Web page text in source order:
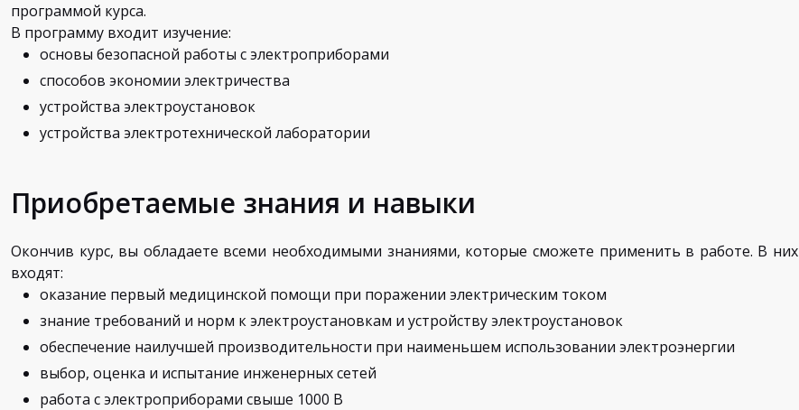
программой курса.
В программу входит изучение:
основы безопасной работы с электроприборами
способов экономии электричества
устройства электроустановок
устройства электротехнической лаборатории
Приобретаемые знания и навыки
Окончив курс, вы обладаете всеми необходимыми знаниями, которые сможете применить в работе. В них
входят:
оказание первый медицинской помощи при поражении электрическим током
знание требований и норм к электроустановкам и устройству электроустановок
обеспечение наилучшей производительности при наименьшем использовании электроэнергии
выбор, оценка и испытание инженерных сетей
работа с электроприборами свыше 1000 В